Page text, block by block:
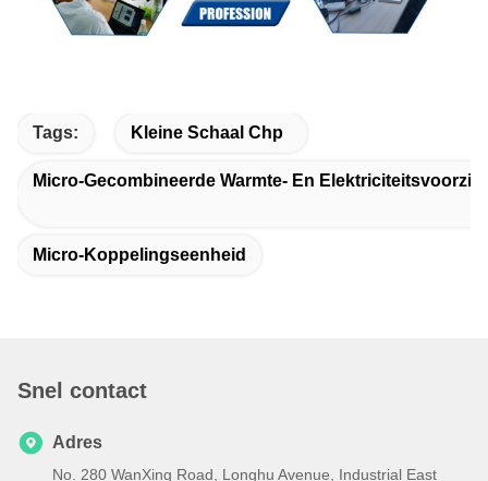
Tags: Kleine Schaal Chp
Micro-Gecombineerde Warmte- En
Micro-Koppelingseenheid
Snel contact
Adres
No. 280 WanXing Road, Longhu Avenue, Industrial East